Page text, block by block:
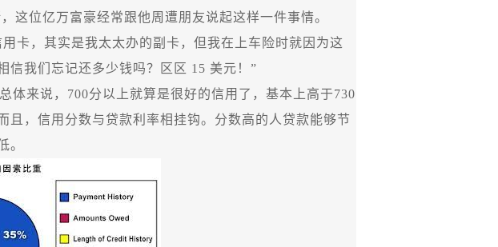
位亿万富豪经常跟他周遭朋友说起这样一件事情。
，其实是我太太办的副卡，但我在上车险时就因为这
信我们忘记还多少钱吗？区区 15 美元！”
体来说， 700分以上就算是很好的信用了，基本上高于730
且，信用分数与贷款利率相挂钩。分数高的人贷款能够节
。